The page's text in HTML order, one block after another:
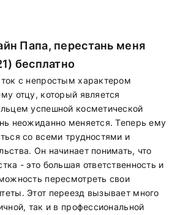
Папа, перестань меня
бесплатно
с непростым характером
отцу, который является
успешной косметической
неожиданно меняется. Теперь ему
со всеми трудностями и
Он начинает понимать, что
- это большая ответственность и
пересмотреть свои
Этот переезд вызывает много
так и в профессиональной